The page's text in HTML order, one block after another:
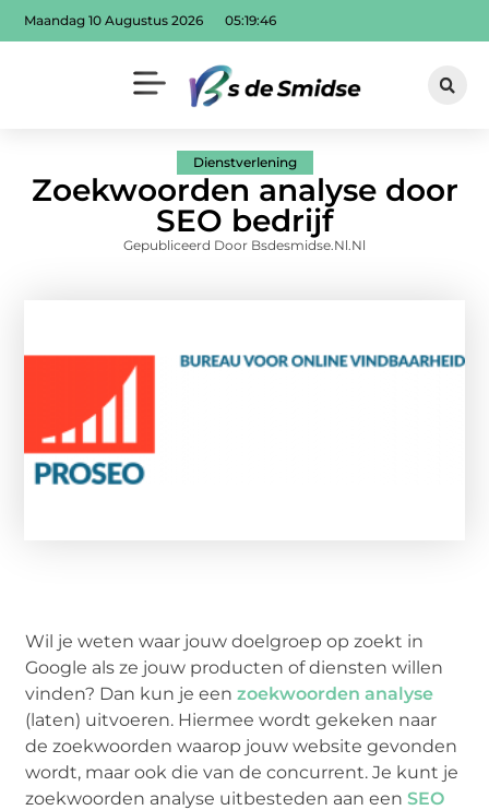
Maandag 10 Augustus 2026 05:19:48
Dienstverlening
Zoekwoorden analyse door
SEO bedrijf
Gepubliceerd Door Bsdesmidse.nl.nl
Wil je weten waar jouw doelgroep op zoekt in
Google als ze jouw producten of diensten willen
vinden? Dan kun je eenzoekwoorden analyse
(laten) uitvoeren. Hiermee wordt gekeken naar
de zoekwoorden waarop jouw website gevonden
wordt, maar ook die van de concurrent. Je kunt je
zoekwoorden analyse uitbesteden aan eenSEO